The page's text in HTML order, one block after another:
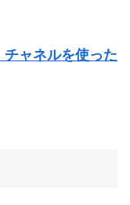
ャネルを使った